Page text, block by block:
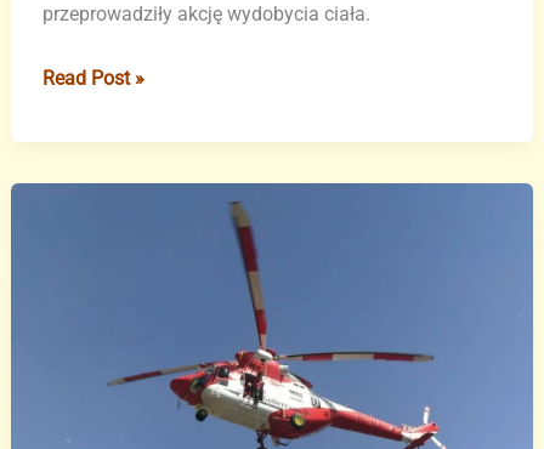
przeprowadziły akcję wydobycia ciała.
Tragiczny
w
Read Post »